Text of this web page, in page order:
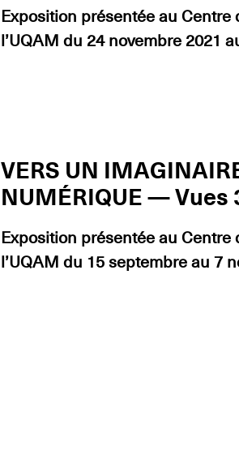
Exposition présentée au Centre
l’UQAM du 24 novembre 2021
VERS UN
NUMÉRIQUE — Vues
Exposition présentée au Centre
l’UQAM du 15 septembre au 7